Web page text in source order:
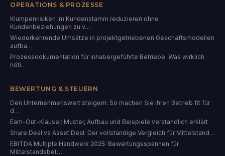
OPERATIONS & PROZESSE
Klumpenrisiken im Kundenstamm reduzieren ohne
Kundenbeziehungen zu v…
Wiederkehrende Umsätze in projektgetriebenen Geschäftsmodellen
aufba…
Prozessdokumentation für inhabergeführte Betriebe: Was wirklich
nöti…
BEWERTUNG & STEUERN
Den Unternehmenswert steigern: So machen Sie Ihren Betrieb fit für
d…
Earn-Out-Klausel: Muster, Aufbau und Beispiele verständlich erklärt
Share Deal vs Asset Deal: Der vollständige Vergleich für Mittelstand…
EBITDA Multiple Handwerk 2025: Bewertungsspannen für
Mittelstandsbet…